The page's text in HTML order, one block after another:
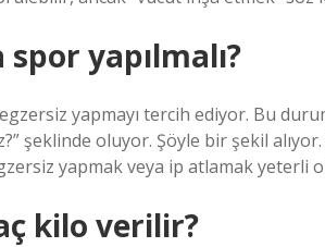
yapılmalı?
yapmayı tercih ediyor. Bu
şeklinde oluyor. Şöyle bir şekil
yapmak veya ip atlamak yeterli
kilo verilir?